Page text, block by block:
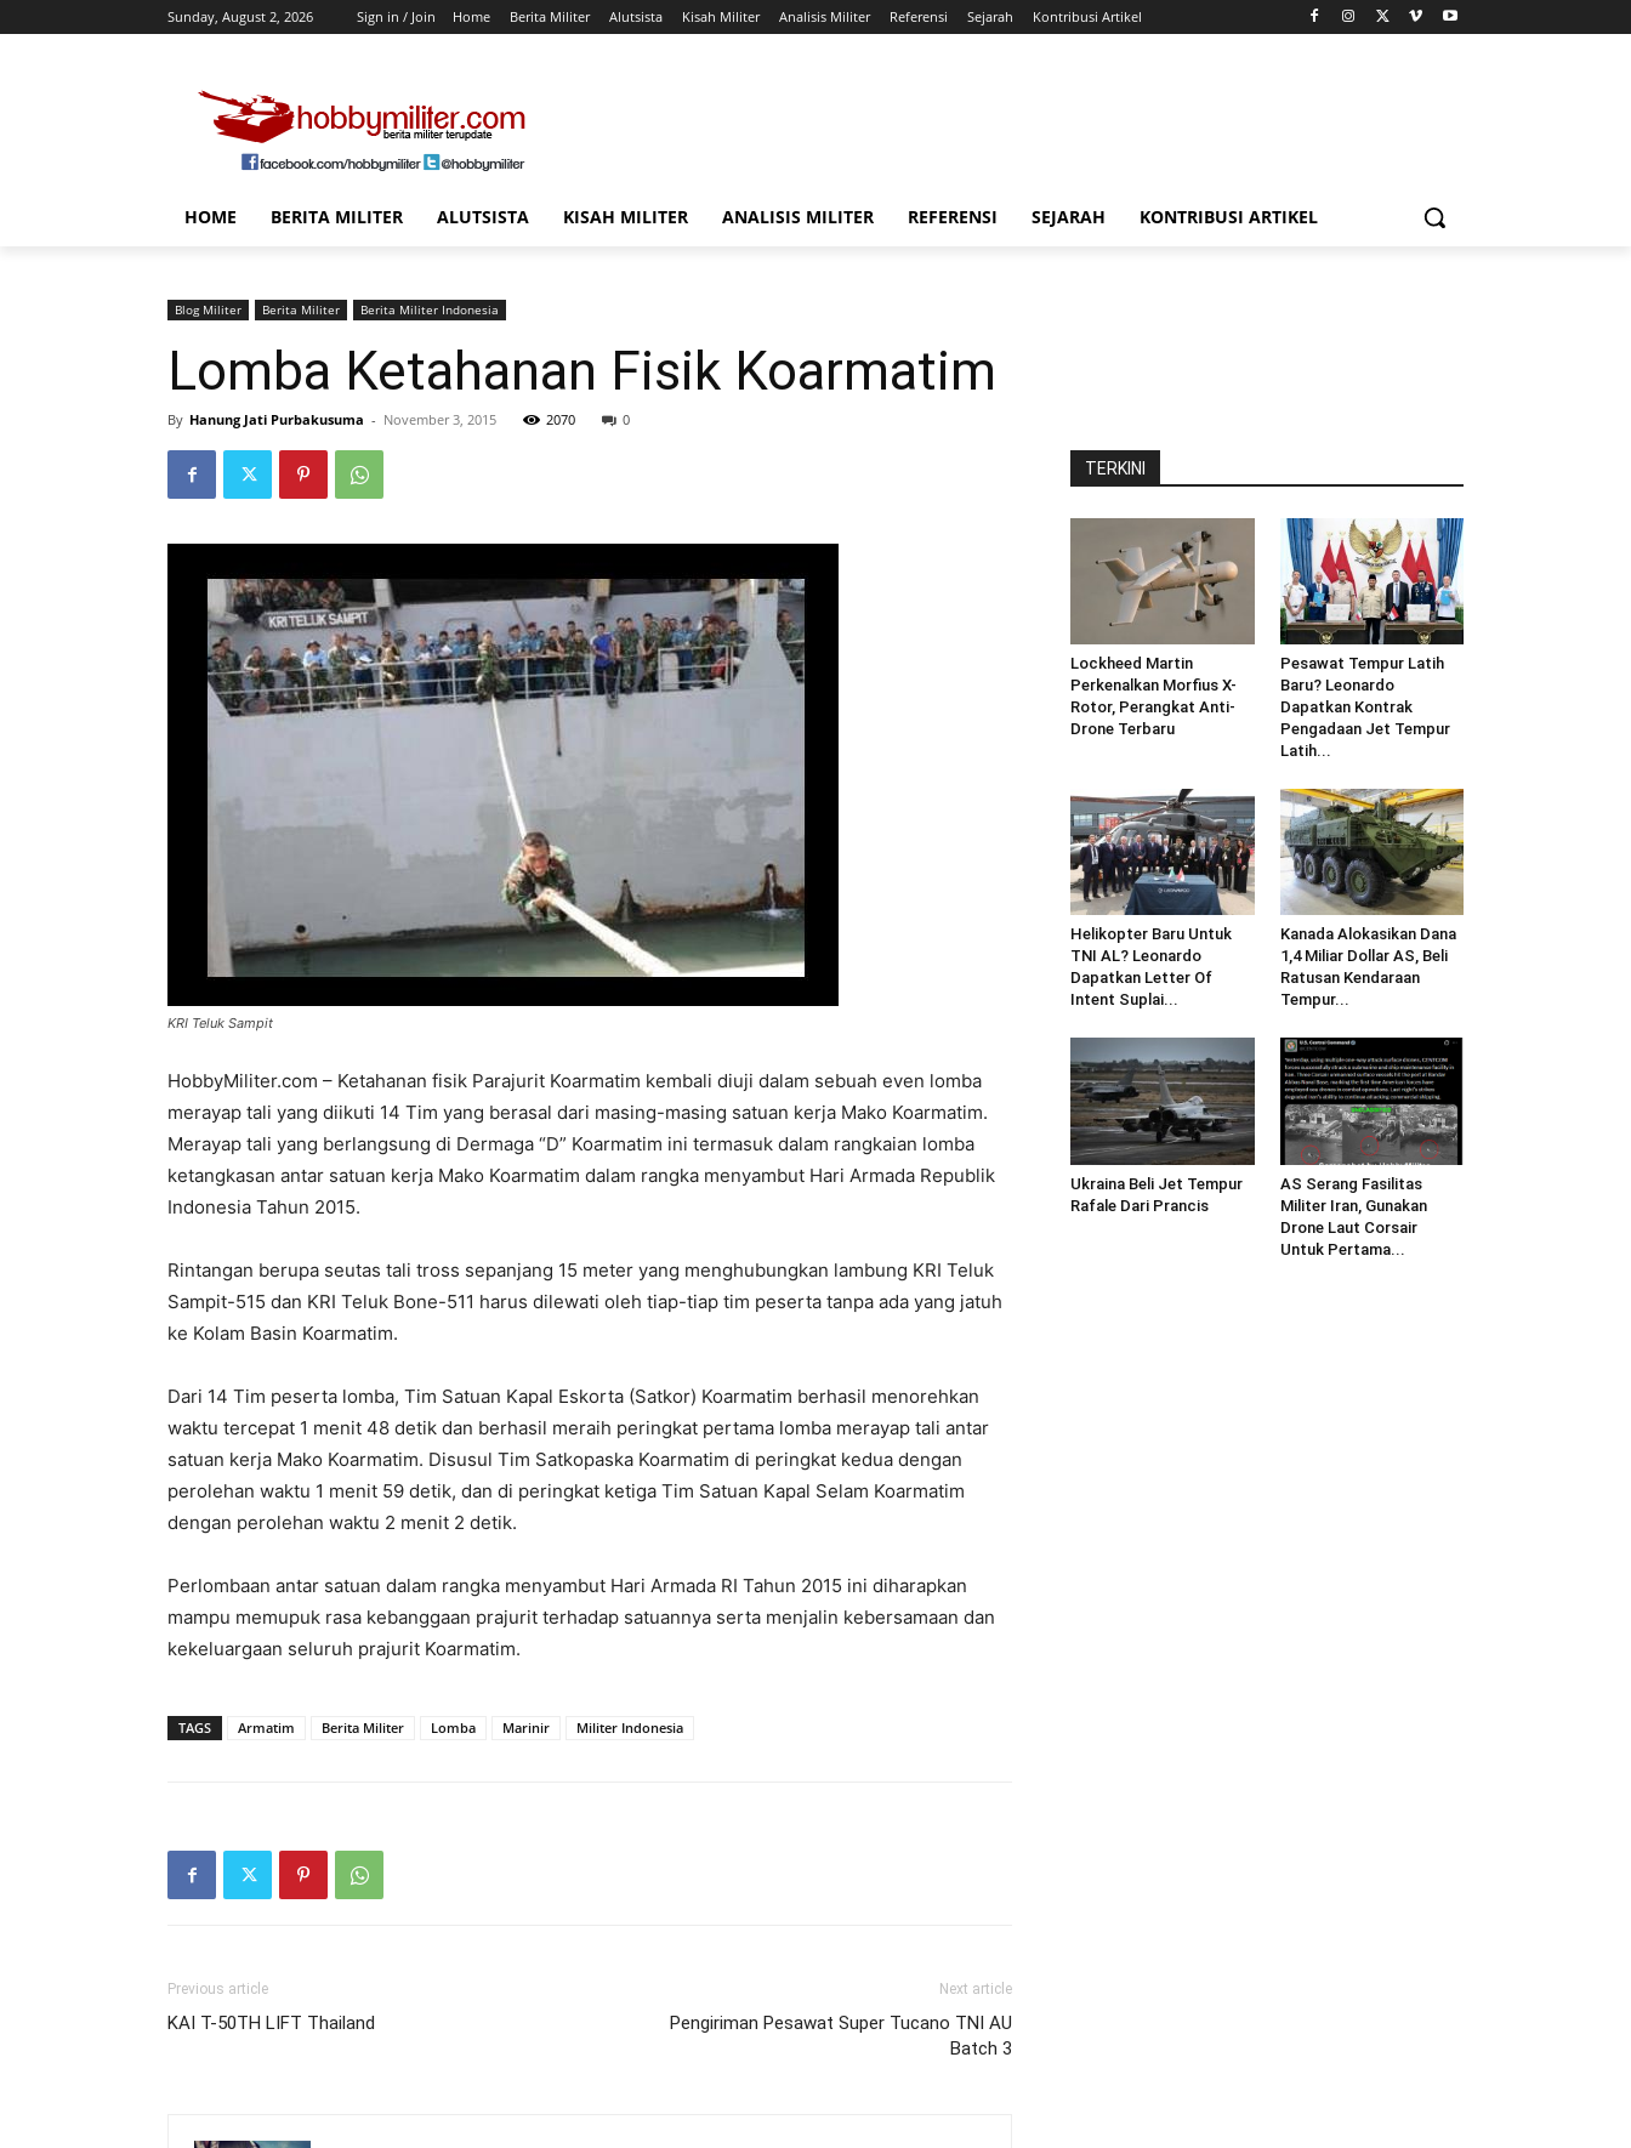
Sunday, August 2, 2026 Sign in / Join Home Berita Militer Alutsista Kisah Militer Analisis Militer Referensi Sejarah Kontribusi Artikel
HOME BERITA MILITER ALUTSISTA KISAH MILITER ANALISIS MILITER REFERENSI SEJARAH KONTRIBUSI ARTIKEL
Blog Militer Berita Militer Berita Militer Indonesia
Lomba Ketahanan Fisik Koarmatim
By Hanung Jati Purbakusuma - November 3, 2015 2070 0
KRI Teluk Sampit
HobbyMiliter.com – Ketahanan fisik Parajurit Koarmatim kembali diuji dalam sebuah even lomba
merayap tali yang diikuti 14 Tim yang berasal dari masing-masing satuan kerja Mako Koarmatim.
Merayap tali yang berlangsung di Dermaga “D” Koarmatim ini termasuk dalam rangkaian lomba
ketangkasan antar satuan kerja Mako Koarmatim dalam rangka menyambut Hari Armada Republik
Indonesia Tahun 2015.
Rintangan berupa seutas tali tross sepanjang 15 meter yang menghubungkan lambung KRI Teluk
Sampit-515 dan KRI Teluk Bone-511 harus dilewati oleh tiap-tiap tim peserta tanpa ada yang jatuh
ke Kolam Basin Koarmatim.
Dari 14 Tim peserta lomba, Tim Satuan Kapal Eskorta (Satkor) Koarmatim berhasil menorehkan
waktu tercepat 1 menit 48 detik dan berhasil meraih peringkat pertama lomba merayap tali antar
satuan kerja Mako Koarmatim. Disusul Tim Satkopaska Koarmatim di peringkat kedua dengan
perolehan waktu 1 menit 59 detik, dan di peringkat ketiga Tim Satuan Kapal Selam Koarmatim
dengan perolehan waktu 2 menit 2 detik.
Perlombaan antar satuan dalam rangka menyambut Hari Armada RI Tahun 2015 ini diharapkan
mampu memupuk rasa kebanggaan prajurit terhadap satuannya serta menjalin kebersamaan dan
kekeluargaan seluruh prajurit Koarmatim.
TAGS Armatim Berita Militer Lomba Marinir Militer Indonesia
Previous article
KAI T-50TH LIFT Thailand
Next article
Pengiriman Pesawat Super Tucano TNI AU
Batch 3
TERKINI
Lockheed Martin
Perkenalkan Morfius X-
Rotor, Perangkat Anti-
Drone Terbaru
Pesawat Tempur Latih
Baru? Leonardo
Dapatkan Kontrak
Pengadaan Jet Tempur
Latih...
Helikopter Baru Untuk
TNI AL? Leonardo
Dapatkan Letter Of
Intent Suplai...
Kanada Alokasikan Dana
1,4 Miliar Dollar AS, Beli
Ratusan Kendaraan
Tempur...
Ukraina Beli Jet Tempur
Rafale Dari Prancis
AS Serang Fasilitas
Militer Iran, Gunakan
Drone Laut Corsair
Untuk Pertama...